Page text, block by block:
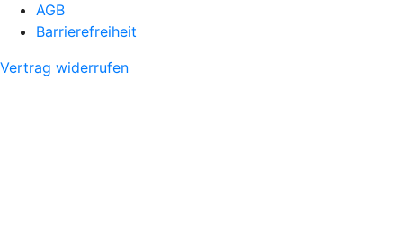
AGB
Barrierefreiheit
Vertrag widerrufen